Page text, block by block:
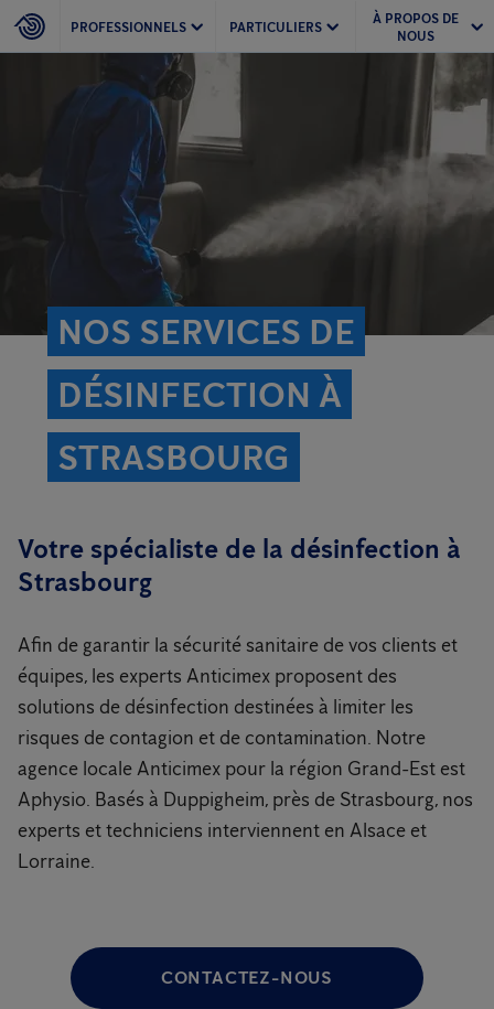
PROFESSIONNELS PARTICULIERS
À PROPOS DE
NOUS
NOS SERVICES DE
DÉSINFECTION À
STRASBOURG
Votre spécialiste de la désinfection à
Strasbourg
Afin de garantir la sécurité sanitaire de vos clients et
équipes, les experts Anticimex proposent des
solutions de désinfection destinées à limiter les
risques de contagion et de contamination. Notre
agence locale Anticimex pour la région Grand-Est est
Aphysio. Basés à Duppigheim, près de Strasbourg, nos
experts et techniciens interviennent en Alsace et
Lorraine.
CONTACTEZ-NOUS